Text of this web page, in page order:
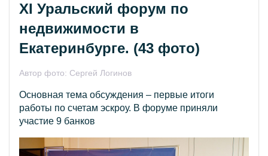
XI Уральский форум по
недвижимости в
Екатеринбурге. (43 фото)
Автор фото: Сергей Логинов
Основная тема обсуждения – первые итоги
работы по счетам эскроу. В форуме приняли
участие 9 банков